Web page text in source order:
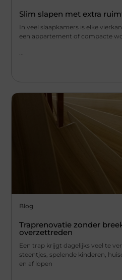
Slim slapen met extra
In veel slaapkamers is elke
een appartement of compacte
Blog
Traprenovatie zonder
overzettreden
Een trap krijgt dagelijks veel te
steentjes, spelende kinderen,
en af lopen